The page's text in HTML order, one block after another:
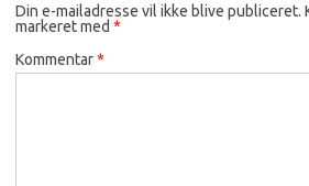
Din e-mailadresse vil ikke blive publiceret.
markeret med *
Kommentar*